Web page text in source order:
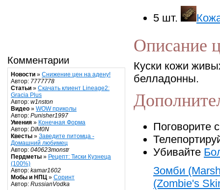
Комментарии
Новости » Снижение цен на адену!
Автор: 7777778
Статьи » Скачать клиент Lineage2:
Gracia Plus
Автор: w1nston
Видео » WOW приколы
Автор: Punisher1997
Умения » Конечная Форма
Автор: DIM0N
Квесты » Заведите питомца -
Домашний любимец
Автор: 040623monstr
Пердметы » Рецепт: Тиски Кузнеца
(100%)
Автор: kamar1602
Мобы и НПЦ » Соринт
Автор: RussianVodka
5 шт.
Описание
Куски кожи
белладонны.
Поговорите
Убивайте
Зомби
(Zombie's